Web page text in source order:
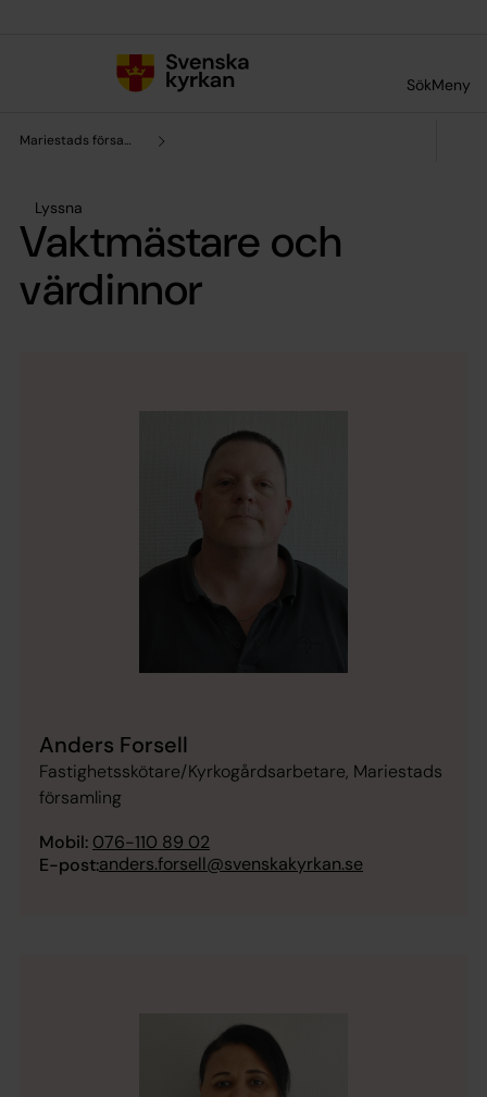
SökMeny
Mariestads församling
Lyssna
Vaktmästare och
värdinnor
Anders Forsell
Fastighetsskötare/Kyrkogårdsarbetare, Mariestads
församling
Mobil: 076-110 89 02
E-post:anders.forsell@svenskakyrkan.se